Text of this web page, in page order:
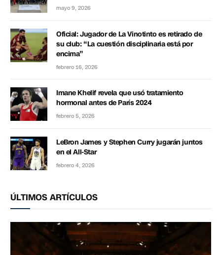
mayo 9, 2026
Oficial: Jugador de La Vinotinto es retirado de
su club: “La cuestión disciplinaria está por
encima”
febrero 16, 2026
Imane Khelif revela que usó tratamiento
hormonal antes de París 2024
febrero 5, 2026
LeBron James y Stephen Curry jugarán juntos
en el All-Star
febrero 4, 2026
ÚLTIMOS ARTÍCULOS